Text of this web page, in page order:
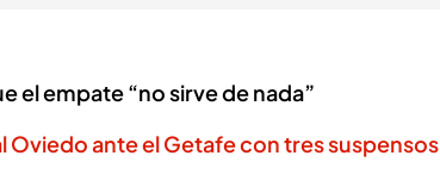
el empate “no sirve de nada”
Oviedo ante el Getafe con tres suspensos